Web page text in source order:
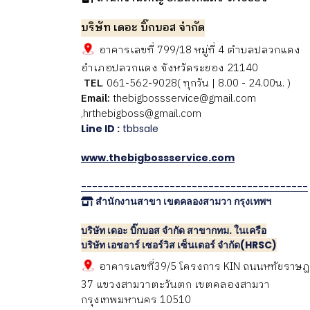
บริษัท เดอะ บิ๊กบอส จำกัด
อาคารเลขที่ 799/18 หมู่ที่ 4 ตำบลปลวกแดง
อำเภอปลวกแดง จังหวัดระยอง 21140
TEL. 061-562-9028( ทุกวัน | 8.00 - 24.00น. )
Email: thebigbossservice@gmail.com
,hrthebigboss@gmail.com
Line ID : tbbsale
www.thebigbossservice.com
-----------------------------------------
สำนักงานสาขา เขตคลองสามวา กรุงเทพฯ
บริษัท เดอะ บิ๊กบอส จำกัด สาขากทม. ในเครือ
บริษัท เอชอาร์ เซอร์วิส เซ็นเตอร์ จำกัด(HRSC)
อาคารเลขที่39/5 โครงการ KIN ถนนหทัยราษ
37 แขวงสามวาตะวันตก เขตคลองสามวา
กรุงเทพมหานคร 10510